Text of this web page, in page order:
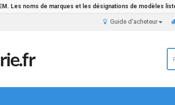
Les noms de marques et les désignations de modèles
Guide d'acheteur